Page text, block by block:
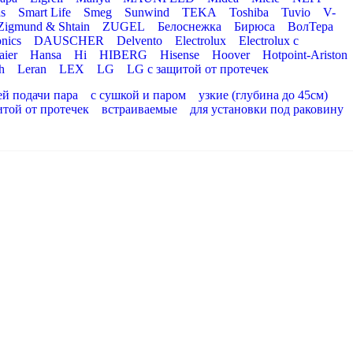
Smart Life Smeg Sunwind TEKA Toshiba Tuvio
V-
& Shtain ZUGEL Белоснежка Бирюса
ВолТера
DAUSCHER Delvento Electrolux
Electrolux с
Hansa Hi HIBERG Hisense Hoover
Hotpoint-Ariston
Leran LEX LG
LG с защитой от протечек
подачи пара с сушкой и паром
узкие (глубина до 45см)
от протечек встраиваемые
для установки под раковину